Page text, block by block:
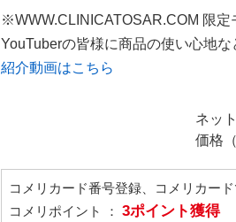
※WWW.CLINICATOSAR.COM 限定
YouTuberの皆様に商品の使い心地
紹介動画はこちら
ネッ
価格
コメリカード番号登録、コメリカー
コメリポイント ： 3ポイント獲得